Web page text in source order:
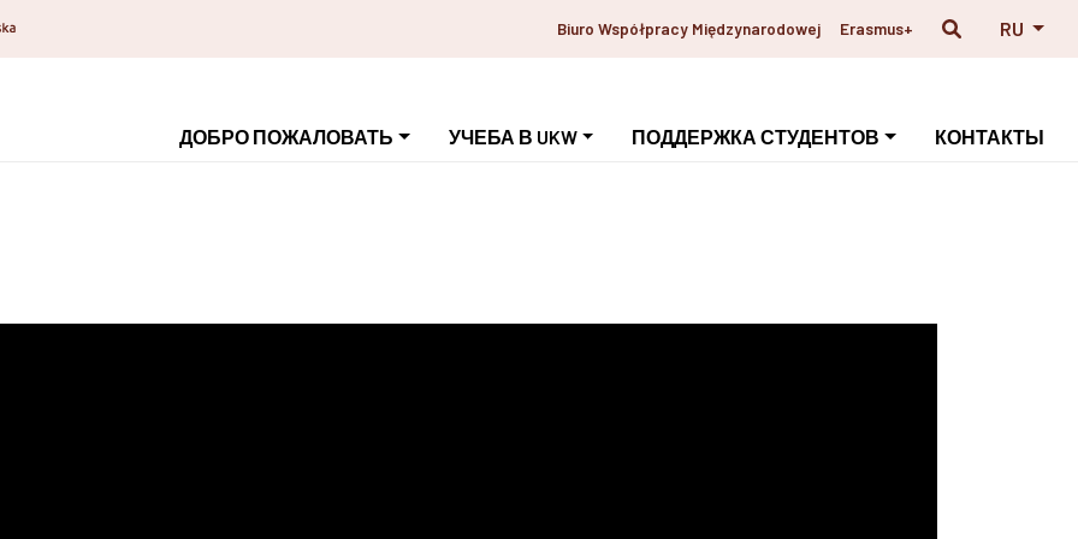
Biuro Współpracy Międzynarodowej Erasmus+ RU
ДОБРО ПОЖАЛОВАТЬ УЧЕБА В UKW ПОДДЕРЖКА СТУДЕНТОВ КОНТАКТЫ